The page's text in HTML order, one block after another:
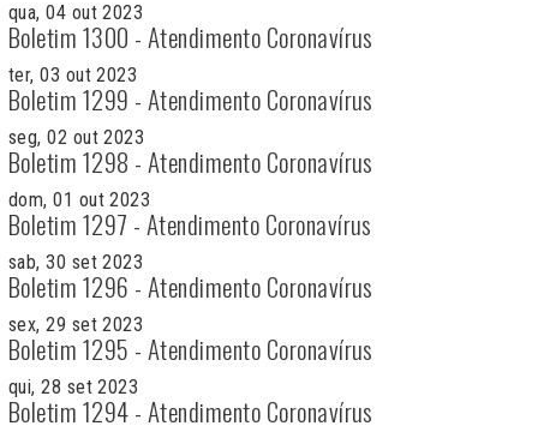
qua, 04 out 2023
Boletim 1300 - Atendimento Coronavírus
ter, 03 out 2023
Boletim 1299 - Atendimento Coronavírus
seg, 02 out 2023
Boletim 1298 - Atendimento Coronavírus
dom, 01 out 2023
Boletim 1297 - Atendimento Coronavírus
sab, 30 set 2023
Boletim 1296 - Atendimento Coronavírus
sex, 29 set 2023
Boletim 1295 - Atendimento Coronavírus
qui, 28 set 2023
Boletim 1294 - Atendimento Coronavírus